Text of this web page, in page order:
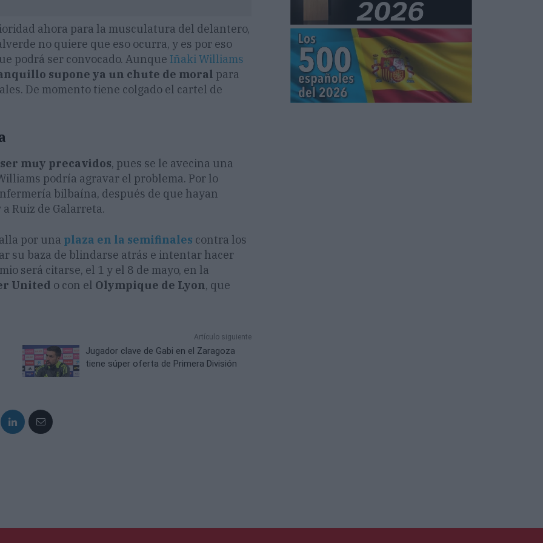
ahora para la musculatura del delantero,
no quiere que eso ocurra, y es por eso
podrá ser convocado. Aunque Iñaki Williams
supone ya un chute de moral para
De momento tiene colgado el cartel de
muy precavidos, pues se le avecina una
podría agravar el problema. Por lo
bilbaína, después de que hayan
Ruiz de Galarreta.
por una plaza en la semifinales contra los
su baza de blindarse atrás e intentar hacer
será citarse, el 1 y el 8 de mayo, en la
United o con el Olympique de Lyon, que
Artículo siguiente
Jugador clave de Gabi en el Zaragoza
tiene súper oferta de Primera División